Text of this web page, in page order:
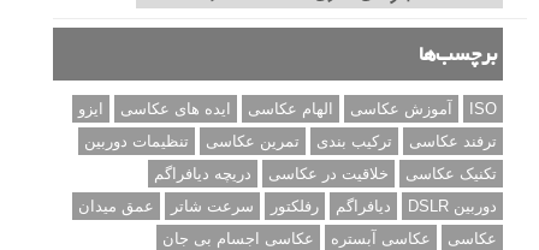
برچسب‌ها
ISO آموزش عکاسی الهام عکاسی ایده های عکاسی
ایزو
ترفند عکاسی
ترکیب بندی تمرین عکاسی
تنظیمات دوربین
تکنیک عکاسی
خلاقیت در عکاسی
دریچه دیافراگم
دوربین DSLR
دیافراگم رفلکتور سرعت شاتر
عمق میدان
عکاسی
عکاسی آبستره
عکاسی اجسام بی جان